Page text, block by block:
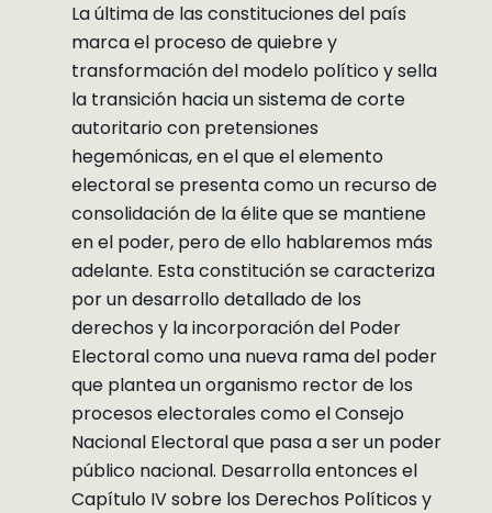
La última de las constituciones del país
marca el proceso de quiebre y
transformación del modelo político y sella
la transición hacia un sistema de corte
autoritario con pretensiones
hegemónicas, en el que el elemento
electoral se presenta como un recurso de
consolidación de la élite que se mantiene
en el poder, pero de ello hablaremos más
adelante. Esta constitución se caracteriza
por un desarrollo detallado de los
derechos y la incorporación del Poder
Electoral como una nueva rama del poder
que plantea un organismo rector de los
procesos electorales como el Consejo
Nacional Electoral que pasa a ser un poder
público nacional. Desarrolla entonces el
Capítulo IV sobre los Derechos Políticos y